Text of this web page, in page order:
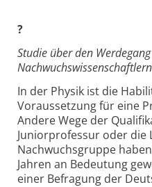
?
Studie über den
In der Physik ist die
Voraussetzung für eine
Andere Wege der
Juniorprofessur oder die
Nachwuchsgruppe
Jahren an Bedeutung
einer Befragung der